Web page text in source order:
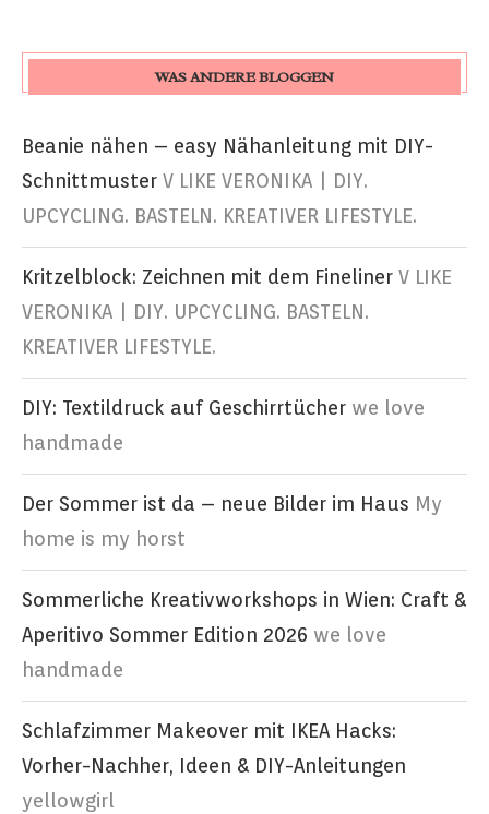
WAS ANDERE BLOGGEN
Beanie nähen – easy Nähanleitung mit DIY-
Schnittmuster V LIKE VERONIKA | DIY.
UPCYCLING. BASTELN. KREATIVER LIFESTYLE.
Kritzelblock: Zeichnen mit dem Fineliner V LIKE
VERONIKA | DIY. UPCYCLING. BASTELN.
KREATIVER LIFESTYLE.
DIY: Textildruck auf Geschirrtücher we love
handmade
Der Sommer ist da – neue Bilder im Haus My
home is my horst
Sommerliche Kreativworkshops in Wien: Craft &
Aperitivo Sommer Edition 2026 we love
handmade
Schlafzimmer Makeover mit IKEA Hacks:
Vorher-Nachher, Ideen & DIY-Anleitungen
yellowgirl